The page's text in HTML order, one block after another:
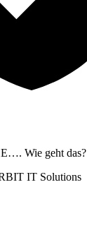
Wie geht das?
IT Solutions